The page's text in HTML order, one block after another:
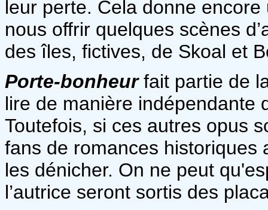
leur perte. Cela donne encore
nous offrir quelques scènes
des îles, fictives, de Skoal et
Porte-bonheurfait partie de
lire de manière indépendante
Toutefois, si ces autres opus
fans de romances historiques
les dénicher. On ne peut
l’autrice seront sortis des